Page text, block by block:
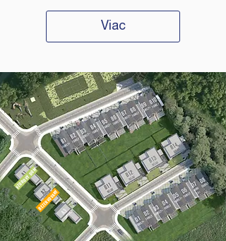
Viac
VZOROVÝ DOM
REZERVOVANÝ